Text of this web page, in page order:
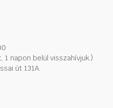
1 napon belül visszahívjuk.)
út 131A.